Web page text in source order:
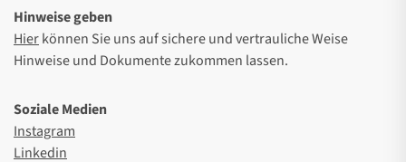
Hinweise geben
Hierkönnen Sie uns auf sichere und vertrauliche Weise
Hinweise und Dokumente zukommen lassen.
Soziale Medien
Instagram
Linkedin